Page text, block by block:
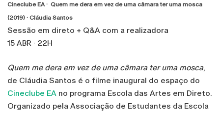
Cineclube EA · Quem me dera em vez de uma câmara ter uma mosca
(2019) · Cláudia Santos
Sessão em direto + Q&A com a realizadora
15 ABR · 22H
Quem me dera em vez de uma câmara ter uma mosca,
de Cláudia Santos é o filme inaugural do espaço do
Cineclube EA no programa Escola das Artes em Direto.
Organizado pela Associação de Estudantes da Escola